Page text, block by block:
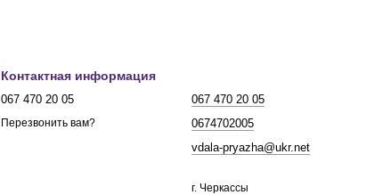
Контактная информация
067 470 20 05
Перезвонить вам?
067 470 20 05
0674702005
vdala-pryazha@ukr.net
г. Черкассы